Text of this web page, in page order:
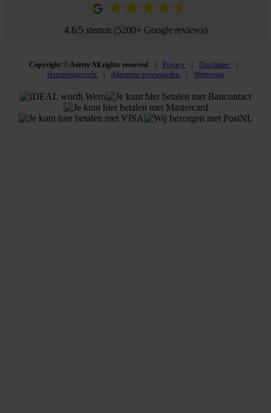
4.6/5 sterren (5200+ Google reviews)
Copyright © Azerty All rights reserved Privacy
Disclaimer
Herroepingsrecht
Algemene voorwaarden Wetgeving